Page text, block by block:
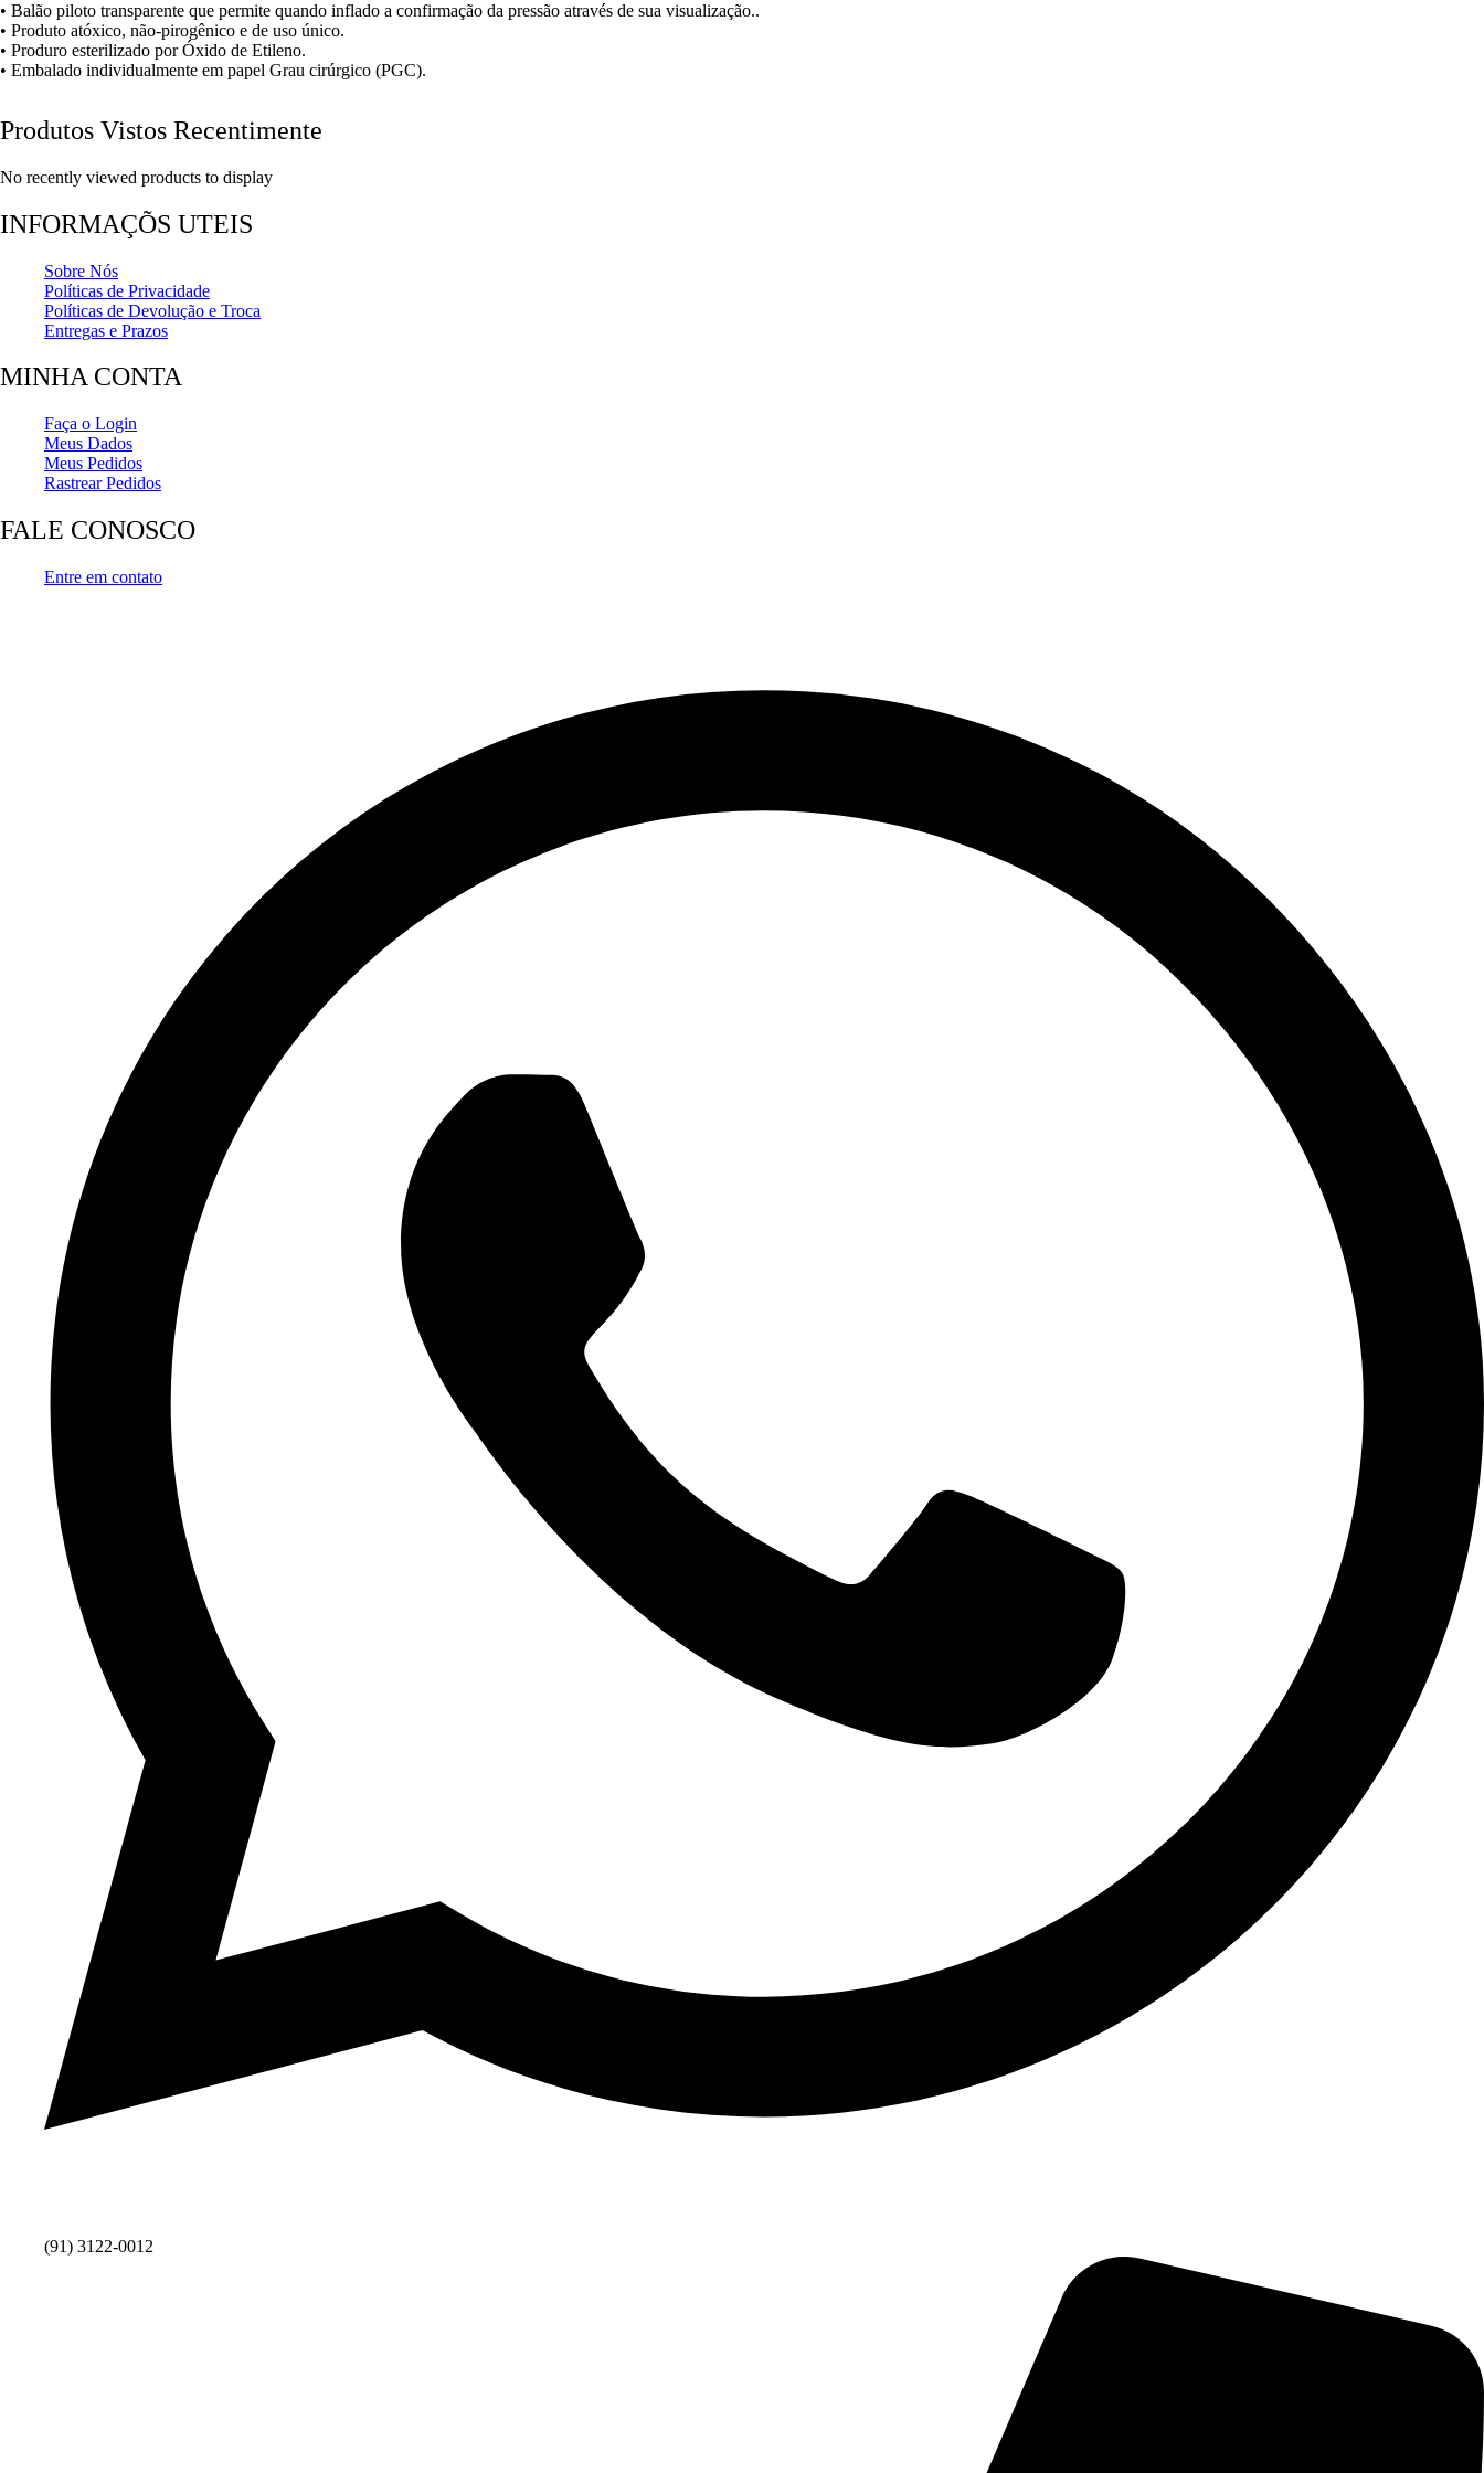
• Balão piloto transparente que permite quando inflado a confirmação da pressão através de sua visualização..
• Produto atóxico, não-pirogênico e de uso único.
• Produro esterilizado por Óxido de Etileno.
• Embalado individualmente em papel Grau cirúrgico (PGC).
Produtos Vistos Recentimente
No recently viewed products to display
INFORMAÇÕS UTEIS
Sobre Nós
Políticas de Privacidade
Políticas de Devolução e Troca
Entregas e Prazos
MINHA CONTA
Faça o Login
Meus Dados
Meus Pedidos
Rastrear Pedidos
FALE CONOSCO
Entre em contato
(91) 3122-0012